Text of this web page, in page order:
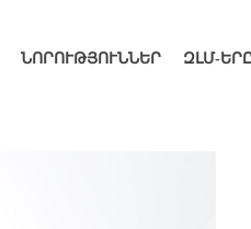
ՆՈՐՈՒԹՅՈՒՆՆԵՐ ԶԼՄ-